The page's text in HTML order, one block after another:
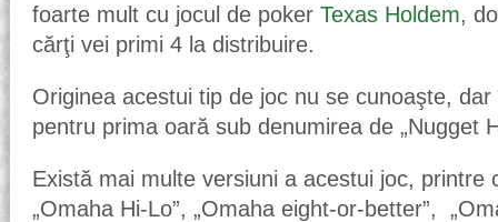
foarte mult cu jocul de poker Texas Holdem,
cărţi vei primi 4 la distribuire.
Originea acestui tip de joc nu se cunoaşte,
pentru prima oară sub denumirea de „Nugget
Există mai multe versiuni a acestui joc, printre
„Omaha Hi-Lo”, „Omaha eight-or-better”,